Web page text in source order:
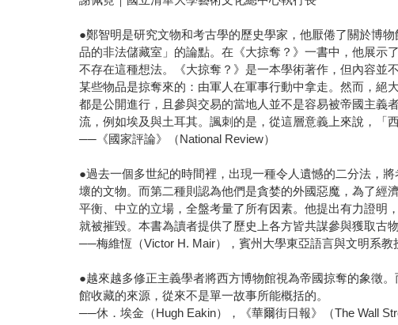
●鄭智明是研究文物和考古學的歷史學家，他厭倦了關於博
品的非法儲藏室」的論點。在《大掠奪？》一書中，他展示
不存在這種想法。《大掠奪？》是一本學術著作，但內容並
某些物品是掠奪來的：由軍人在軍事行動中拿走。然而，絕
都是公開進行，且參與交易的當地人並不是容易被帝國主義
流，例如埃及與土耳其。諷刺的是，從這層意義上來說，「
──《國家評論》（National Review）
●過去一個多世紀的時間裡，出現一種令人遺憾的二分法，
壞的文物。而第二種則認為他們是貪婪的外國惡魔，為了經
平衡、中立的立場，全盤考量了所有因素。他提出有力證明
就被摧毀。本書為讀者提供了歷史上各方皆共謀參與獲取古物
──梅維恆（Victor H. Mair），賓州大學東亞語言與文明系教
●越來越多修正主義學者將西方博物館視為帝國掠奪的象徵
館收藏的來源，從來不是單一故事所能概括的。
──休．埃金（Hugh Eakin），《華爾街日報》（The Wall